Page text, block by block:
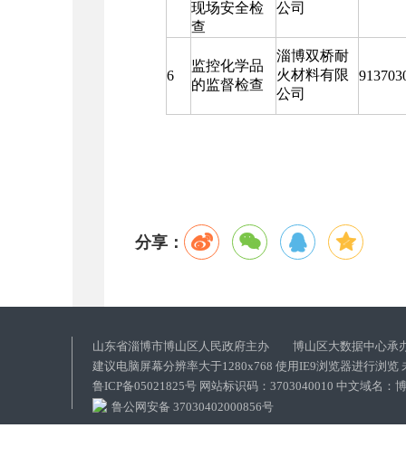
现场安全检
查
公司
6
监控化学品
的监督检查
淄博双桥耐
火材料有限
公司
分享：
山东省淄博市博山区人民政府主办 博山区大数据中心承
建议电脑屏幕分辨率大于1280x768 使用IE9浏览器进行浏览
鲁ICP备05021825号 网站标识码：3703040010 中文域名：
鲁公网安备 37030402000856号